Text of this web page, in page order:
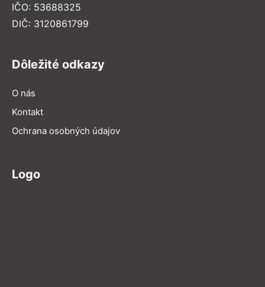
IČO: 53688325
DIČ: 3120861799
Dôležité odkazy
O nás
Kontakt
Ochrana osobných údajov
Logo